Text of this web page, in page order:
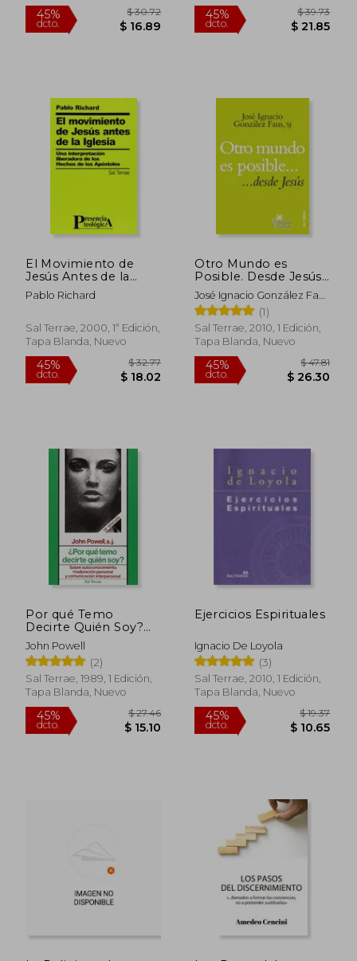
45%
dcto.
45%
dcto.
45%
El Movimiento de
Jesús Antes de la
Iglesia. Una
Interpretación
Hechos de los
Apóstoles
Pablo Richard
Sal Terrae, 2000, 1ª Edición,
Tapa Blanda, Nuevo
45%
Otro Mundo es
Posible. Desde Jesús
(Presencia Teológica)
José Ignacio González Faus
Sj
(1)
Sal Terrae, 2010, 1 Edición,
Tapa Blanda, Nuevo
45%
Por qué Temo
Decirte Quién Soy?
Sobre
Autoconocimiento,
Maduración Personal
y Comunicación
Interpersonal
John Powell
(2)
Sal Terrae, 1989, 1 Edición,
Tapa Blanda, Nuevo
Ejercicios Espirituales
Ignacio De Loyola
(3)
Sal Terrae, 2010, 1 Edición,
Tapa Blanda, Nuevo